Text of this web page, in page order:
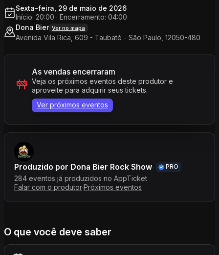
Sexta-feira, 29 de maio de 2026
Início: 20:00 · Encerramento: 04:00
Dona Bier Ver no mapa
Avenida Vila Rica, 609 - Taubaté - São Paulo, 12050-480
Produzido por Dona Bier Rock Show PRO
284 eventos já produzidos no AppTicket
Falar com o produtor·Próximos eventos
As vendas encerraram
Veja os próximos eventos deste produtor e
aproveite para adquirir seus tickets.
Ver próximos eventos
O que você deve saber